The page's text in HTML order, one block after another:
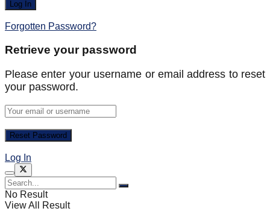
Forgotten Password?
Retrieve your password
Please enter your username or email address to reset
your password.
Log In
No Result
View All Result